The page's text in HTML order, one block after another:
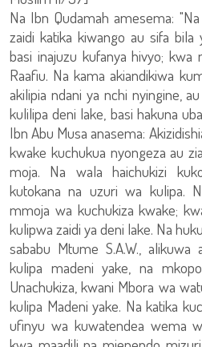
Na Ibn Qudamah amesema:
zaidi katika kiwango au sifa
basi inajuzu kufanya hivyo;
Raafiu. Na kama akiandikiwa
akilipia ndani ya nchi nyingine,
kulilipa deni lake, basi hakuna
Ibn Abu Musa anasema:
kwake kuchukua nyongeza au
moja. Na wala haichukizi
kutokana na uzuri wa kulipa.
mmoja wa kuchukiza kwake;
kulipwa zaidi ya deni lake. Na
sababu Mtume S.A.W.,
kulipa madeni yake, na
Unachukiza, kwani Mbora wa
kulipa Madeni yake. Na katika
ufinyu wa kuwatendea wema